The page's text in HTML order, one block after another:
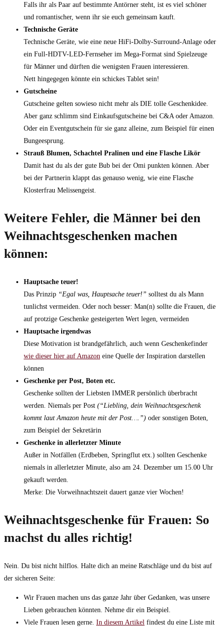
Falls ihr als Paar auf bestimmte Antörner steht, ist es viel schöner
und romantischer, wenn ihr sie euch gemeinsam kauft.
Technische Geräte
Technische Geräte, wie eine neue HiFi-Dolby-Surround-Anlage oder
ein Full-HDTV-LED-Fernseher im Mega-Format sind Spielzeuge
für Männer und dürften die wenigsten Frauen interessieren.
Nett hingegegen könnte ein schickes Tablet sein!
Gutscheine
Gutscheine gelten sowieso nicht mehr als DIE tolle Geschenkidee.
Aber ganz schlimm sind Einkaufsgutscheine bei C&A oder Amazon.
Oder ein Eventgutschein für sie ganz alleine, zum Beispiel für einen
Bungeesprung.
Strauß Blumen, Schachtel Pralinen und eine Flasche Likör
Damit hast du als der gute Bub bei der Omi punkten können. Aber
bei der Partnerin klappt das genauso wenig, wie eine Flasche
Klosterfrau Melissengeist.
Weitere Fehler, die Männer bei den
Weihnachtsgeschenken machen
können:
Hauptsache teuer!
Das Prinzip “Egal was, Hauptsache teuer!” solltest du als Mann
tunlichst vermeiden. Oder noch besser: Man(n) sollte die Frauen, die
auf protzige Geschenke gesteigerten Wert legen, vermeiden
Hauptsache irgendwas
Diese Motivation ist brandgefährlich, auch wenn Geschenkefinder
wie dieser hier auf Amazon eine Quelle der Inspiration darstellen
können
Geschenke per Post, Boten etc.
Geschenke sollten der Liebsten IMMER persönlich überbracht
werden. Niemals per Post (“Liebling, dein Weihnachtsgeschenk
kommt laut Amazon heute mit der Post….”) oder sonstigen Boten,
zum Beispiel der Sekretärin
Geschenke in allerletzter Minute
Außer in Notfällen (Erdbeben, Springflut etx.) sollten Geschenke
niemals in allerletzter Minute, also am 24. Dezember um 15.00 Uhr
gekauft werden.
Merke: Die Vorweihnachtszeit dauert ganze vier Wochen!
Weihnachtsgeschenke für Frauen: So
machst du alles richtig!
Nein. Du bist nicht hilflos. Halte dich an meine Ratschläge und du bist auf
der sicheren Seite:
Wir Frauen machen uns das ganze Jahr über Gedanken, was unsere
Lieben gebrauchen könnten. Nehme dir ein Beispiel.
Viele Frauen lesen gerne. In diesem Artikel findest du eine Liste mit